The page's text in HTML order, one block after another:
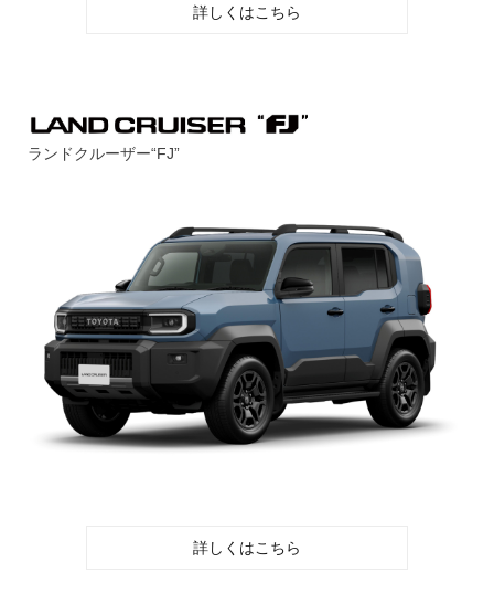
詳しくはこちら
ランドクルーザー“FJ”
詳しくはこちら